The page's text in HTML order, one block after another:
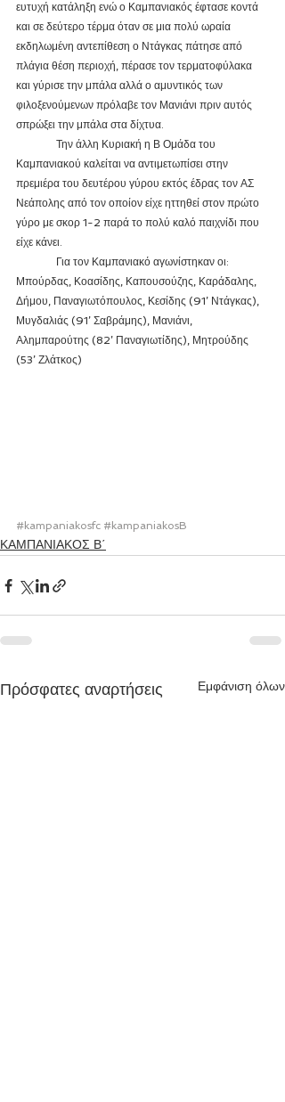
ευτυχή κατάληξη ενώ ο Καμπανιακός έφτασε κοντά
και σε δεύτερο τέρμα όταν σε μια πολύ ωραία
εκδηλωμένη αντεπίθεση ο Ντάγκας πάτησε από
πλάγια θέση περιοχή, πέρασε τον τερματοφύλακα
και γύρισε την μπάλα αλλά ο αμυντικός των
φιλοξενούμενων πρόλαβε τον Μανιάνι πριν αυτός
σπρώξει την μπάλα στα δίχτυα.
Την άλλη Κυριακή η Β Ομάδα του
Καμπανιακού καλείται να αντιμετωπίσει στην
πρεμιέρα του δευτέρου γύρου εκτός έδρας τον ΑΣ
Νεάπολης από τον οποίον είχε ηττηθεί στον πρώτο
γύρο με σκορ 1-2 παρά το πολύ καλό παιχνίδι που
είχε κάνει.
Για τον Καμπανιακό αγωνίστηκαν οι:
Μπούρδας, Κοασίδης, Καπουσούζης, Καράδαλης,
Δήμου, Παναγιωτόπουλος, Κεσίδης (91’ Ντάγκας),
Μυγδαλιάς (91’ Σαβράμης), Μανιάνι,
Αλημπαρούτης (82’ Παναγιωτίδης), Μητρούδης
(53’ Ζλάτκος)
#kampaniakosfc #kampaniakosB
ΚΑΜΠΑΝΙΑΚΟΣ Β΄
Πρόσφατες αναρτήσεις Εμφάνιση όλων